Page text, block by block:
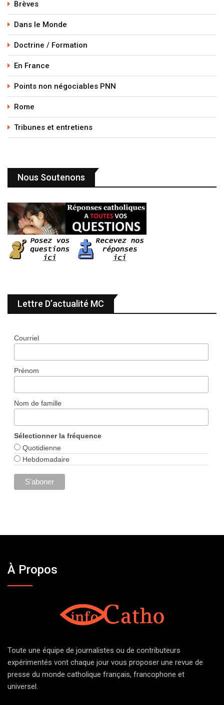
Brèves
Dans le Monde
Doctrine / Formation
En France
Points non négociables PNN
Rome
Tribunes et entretiens
Nous Soutenons
Lettre D’actualité MC
Courriel
Prénom
Nom de famille
Sélectionner la fréquence
Quotidienne
Hebdomadaire
À Propos
Toute une équipe de journalistes ou de contributeurs
expérimentés vont chaque jour vous proposer une revue de
presse du monde catholique français, francophone et
universel.